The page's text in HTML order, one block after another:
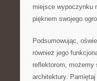
miejsce wypoczynku
pięknem ⁤swojego
Podsumowując,
również jego
reflektorom, możemy
architektury.